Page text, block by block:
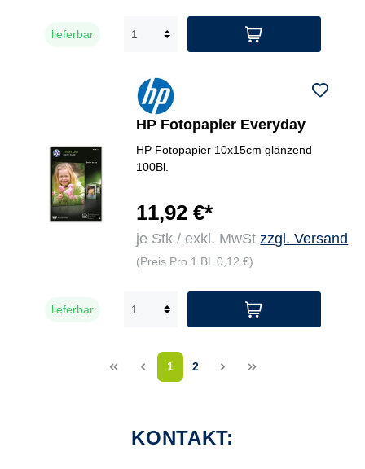
lieferbar
HP Fotopapier Everyday
HP Fotopapier 10x15cm glänzend
100Bl.
11,92 €*
je Stk / exkl. MwStzzgl. Versand
(Preis Pro 1 BL 0,12 €)
lieferbar
<< < 1 2 > >>
KONTAKT: